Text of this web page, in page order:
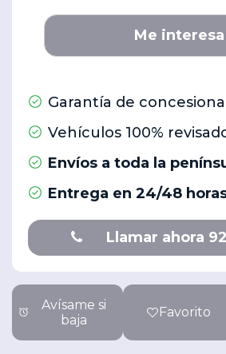
Me interesa
Garantía de
Vehículos 100%
Envíos a toda la
Entrega en 24/48
Llamar ahora
Avísame si
baja
Favorito